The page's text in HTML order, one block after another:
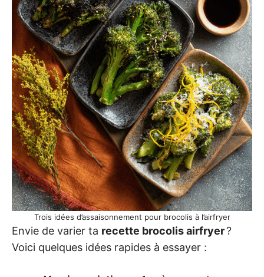
Trois idées d’assaisonnement pour brocolis à l’airfryer
Envie de varier ta recette brocolis airfryer?
Voici quelques idées rapides à essayer :